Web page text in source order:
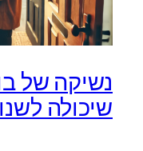
נשיקה של
שיכולה